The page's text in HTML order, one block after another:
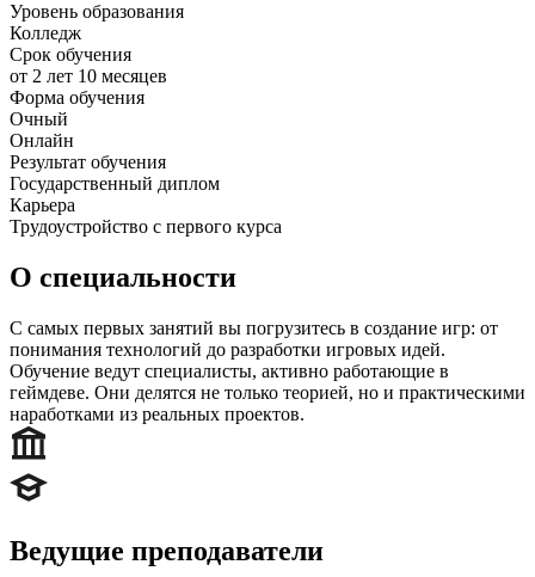
Уровень образования
Колледж
Срок обучения
от 2 лет 10 месяцев
Форма обучения
Очный
Онлайн
Результат обучения
Государственный диплом
Карьера
Трудоустройство с первого курса
О специальности
С самых первых занятий вы погрузитесь в создание игр: от
понимания технологий до разработки игровых идей.
Обучение ведут специалисты, активно работающие в
геймдеве. Они делятся не только теорией, но и практическими
наработками из реальных проектов.
Ведущие преподаватели